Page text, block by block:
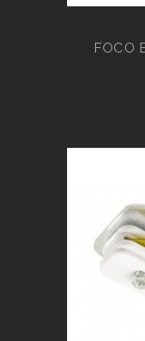
FOCO